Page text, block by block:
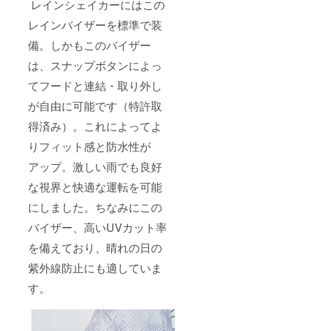
レインシェイカーにはこの
レインバイザーを標準で装
備。しかもこのバイザー
は、スナップボタンによっ
てフードと連結・取り外し
が自由に可能です（特許取
得済み）。これによってよ
りフィット感と防水性が
アップ。激しい雨でも良好
な視界と快適な運転を可能
にしました。ちなみにこの
バイザー、高いUVカット率
を備えており、晴れの日の
紫外線防止にも適していま
す。